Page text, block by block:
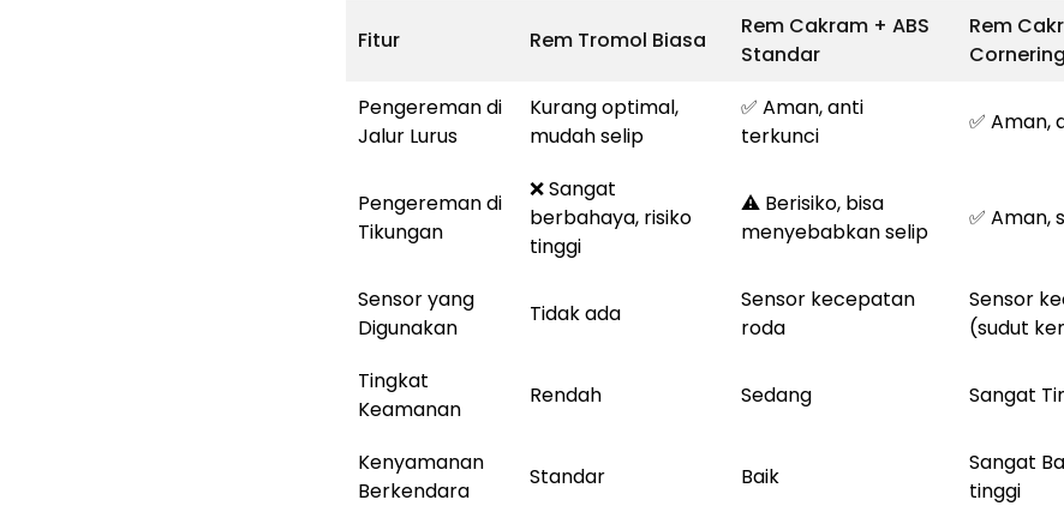
Fitur
Rem Tromol Biasa
Rem Cakram + ABS
Standar
Rem
Cornering
Pengereman di
Jalur Lurus
Kurang optimal,
mudah selip
✅ Aman, anti
terkunci
✅ Aman,
Pengereman di
Tikungan
❌ Sangat
berbahaya, risiko
tinggi
⚠️ Berisiko, bisa
menyebabkan selip
✅ Aman,
Sensor yang
Digunakan
Tidak ada
Sensor kecepatan
roda
Sensor
(sudut
Tingkat
Keamanan
Rendah Sedang Sangat
Kenyamanan
Berkendara
Standar Baik
Sangat
tinggi